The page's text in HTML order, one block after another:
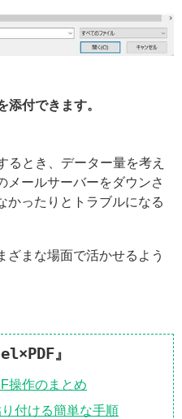
添付できます。
るとき、データー量を考え
メールサーバーをダウンさ
かったりとトラブルになる
ざまな場面で活かせるよう
』
操作のまとめ
付ける簡単な手順